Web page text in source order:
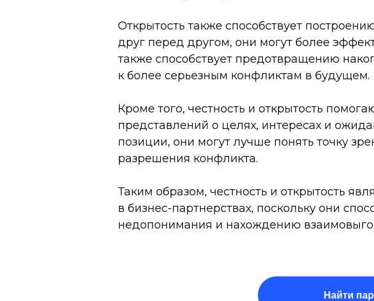
Открытость также способствует
друг перед другом, они могут более
также способствует предотвращению
к более серьезным конфликтам в будущем.
Кроме того, честность и открытость
представлений о целях, интересах и
позиции, они могут лучше понять точку
разрешения конфликта.
Таким образом, честность и открытость
в бизнес-партнерствах, поскольку они
недопонимания и нахождению
Найти